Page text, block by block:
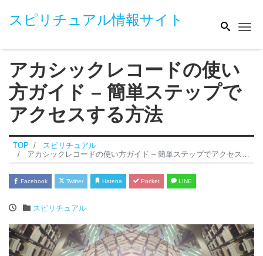
スピリチュアル情報サイト
アカシックレコードの使い
方ガイド – 簡単ステップで
アクセスする方法
TOP
スピリチュアル
アカシックレコードの使い方ガイド – 簡単ステップでアクセスする方法
Facebook Twitter Hatena Pocket LINE
スピリチュアル